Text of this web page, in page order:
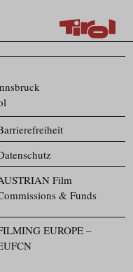
Film
& Funds
EUROPE –